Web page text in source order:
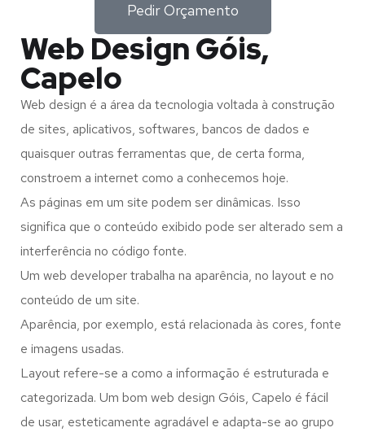
Pedir Orçamento
Web Design Góis,
Capelo
Web design é a área da tecnologia voltada à construção
de sites, aplicativos, softwares, bancos de dados e
quaisquer outras ferramentas que, de certa forma,
constroem a internet como a conhecemos hoje.
As páginas em um site podem ser dinâmicas. Isso
significa que o conteúdo exibido pode ser alterado sem a
interferência no código fonte.
Um web developer trabalha na aparência, no layout e no
conteúdo de um site.
Aparência, por exemplo, está relacionada às cores, fonte
e imagens usadas.
Layout refere-se a como a informação é estruturada e
categorizada. Um bom web design Góis, Capelo é fácil
de usar, esteticamente agradável e adapta-se ao grupo